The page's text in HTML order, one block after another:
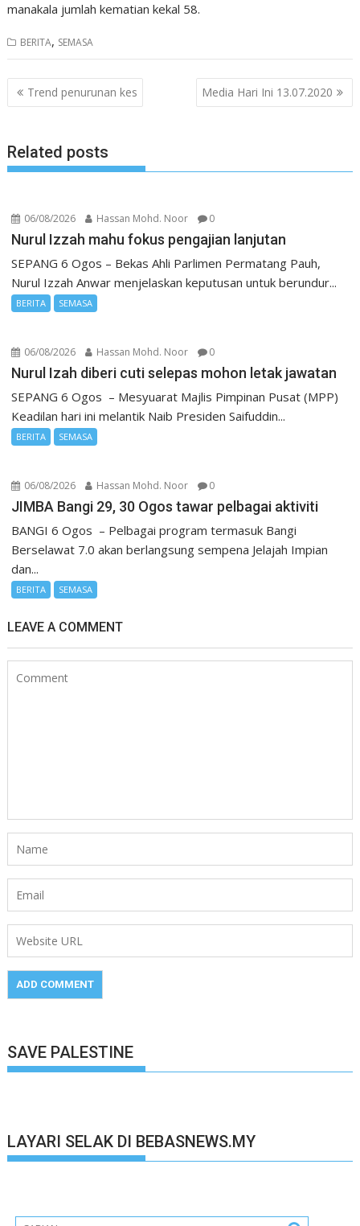
manakala jumlah kematian kekal 58.
BERITA, SEMASA
Post
navigation
Trend penurunan kes Media Hari Ini 13.07.2020
Related posts
06/08/2026 Hassan Mohd. Noor 0
Nurul Izzah mahu fokus pengajian lanjutan
SEPANG 6 Ogos – Bekas Ahli Parlimen Permatang Pauh,
Nurul Izzah Anwar menjelaskan keputusan untuk berundur...
BERITA SEMASA
06/08/2026 Hassan Mohd. Noor 0
Nurul Izah diberi cuti selepas mohon letak jawatan
SEPANG 6 Ogos – Mesyuarat Majlis Pimpinan Pusat (MPP)
Keadilan hari ini melantik Naib Presiden Saifuddin...
BERITA SEMASA
06/08/2026 Hassan Mohd. Noor 0
JIMBA Bangi 29, 30 Ogos tawar pelbagai aktiviti
BANGI 6 Ogos – Pelbagai program termasuk Bangi
Berselawat 7.0 akan berlangsung sempena Jelajah Impian
dan...
BERITA SEMASA
LEAVE A COMMENT
SAVE PALESTINE
LAYARI SELAK DI BEBASNEWS.MY